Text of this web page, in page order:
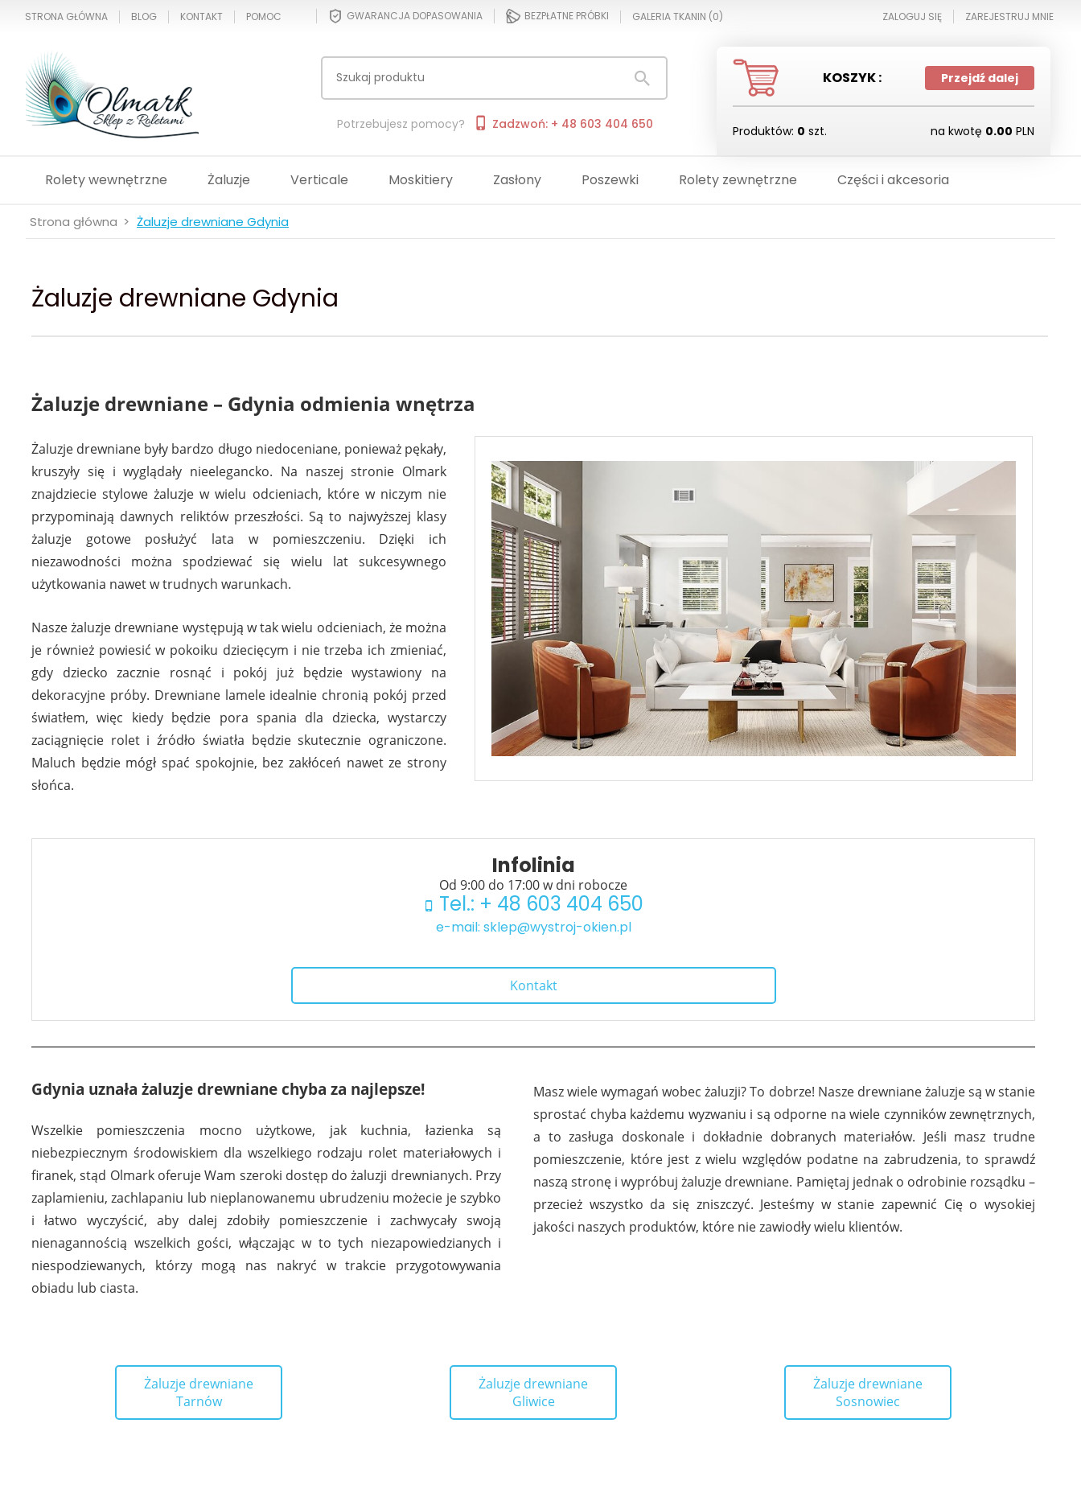
STRONA GŁÓWNA BLOG KONTAKT POMOC GWARANCJA DOPASOWANIA BEZPŁATNE PRÓBKI GALERIA TKANIN (0) ZALOGUJ SIĘ ZAREJESTRUJ MNIE
Potrzebujesz pomocy? Zadzwoń: + 48 603 404 650
KOSZYK : Przejdź dalej
Produktów: 0 szt. na kwotę 0.00 PLN
Rolety wewnętrzne Żaluzje Verticale Moskitiery Zasłony Poszewki Rolety zewnętrzne Części i akcesoria
Strona główna Żaluzje drewniane Gdynia
Żaluzje drewniane Gdynia
Żaluzje drewniane – Gdynia odmienia wnętrza
Żaluzje drewniane były bardzo długo niedoceniane, ponieważ pękały,
kruszyły się i wyglądały nieelegancko. Na naszej stronie Olmark
znajdziecie stylowe żaluzje w wielu odcieniach, które w niczym nie
przypominają dawnych reliktów przeszłości. Są to najwyższej klasy
żaluzje gotowe posłużyć lata w pomieszczeniu. Dzięki ich
niezawodności można spodziewać się wielu lat sukcesywnego
użytkowania nawet w trudnych warunkach.
Nasze żaluzje drewniane występują w tak wielu odcieniach, że można
je również powiesić w pokoiku dziecięcym i nie trzeba ich zmieniać,
gdy dziecko zacznie rosnąć i pokój już będzie wystawiony na
dekoracyjne próby. Drewniane lamele idealnie chronią pokój przed
światłem, więc kiedy będzie pora spania dla dziecka, wystarczy
zaciągnięcie rolet i źródło światła będzie skutecznie ograniczone.
Maluch będzie mógł spać spokojnie, bez zakłóceń nawet ze strony
słońca.
Infolinia
Od 9:00 do 17:00 w dni robocze
Tel.: + 48 603 404 650
e-mail: sklep@wystroj-okien.pl
Kontakt
Gdynia uznała żaluzje drewniane chyba za najlepsze!
Wszelkie pomieszczenia mocno użytkowe, jak kuchnia, łazienka są
niebezpiecznym środowiskiem dla wszelkiego rodzaju rolet materiałowych i
firanek, stąd Olmark oferuje Wam szeroki dostęp do żaluzji drewnianych. Przy
zaplamieniu, zachlapaniu lub nieplanowanemu ubrudzeniu możecie je szybko
i łatwo wyczyścić, aby dalej zdobiły pomieszczenie i zachwycały swoją
nienagannością wszelkich gości, włączając w to tych niezapowiedzianych i
niespodziewanych, którzy mogą nas nakryć w trakcie przygotowywania
obiadu lub ciasta.
Masz wiele wymagań wobec żaluzji? To dobrze! Nasze drewniane żaluzje są w stanie
sprostać chyba każdemu wyzwaniu i są odporne na wiele czynników zewnętrznych,
a to zasługa doskonale i dokładnie dobranych materiałów. Jeśli masz trudne
pomieszczenie, które jest z wielu względów podatne na zabrudzenia, to sprawdź
naszą stronę i wypróbuj żaluzje drewniane. Pamiętaj jednak o odrobinie rozsądku –
przecież wszystko da się zniszczyć. Jesteśmy w stanie zapewnić Cię o wysokiej
jakości naszych produktów, które nie zawiodły wielu klientów.
Żaluzje drewniane
Tarnów
Żaluzje drewniane
Gliwice
Żaluzje drewniane
Sosnowiec